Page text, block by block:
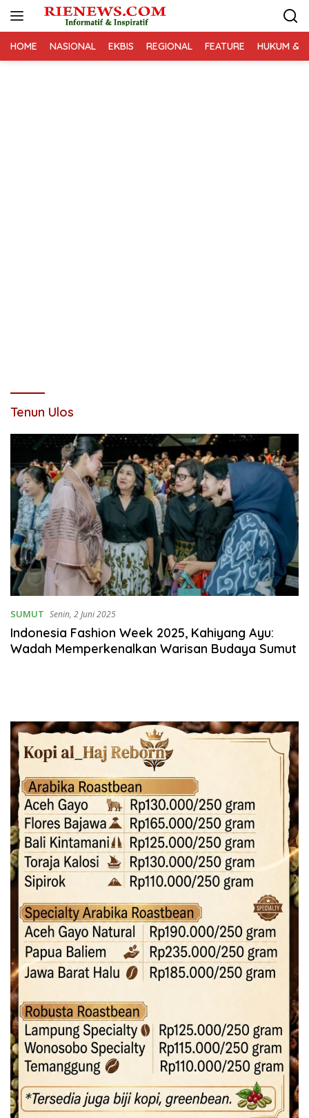
HOME NASIONAL EKBIS REGIONAL FEATURE HUKUM &
Tenun Ulos
SUMUT Senin, 2 Juni 2025
Indonesia Fashion Week 2025, Kahiyang Ayu:
Wadah Memperkenalkan Warisan Budaya Sumut